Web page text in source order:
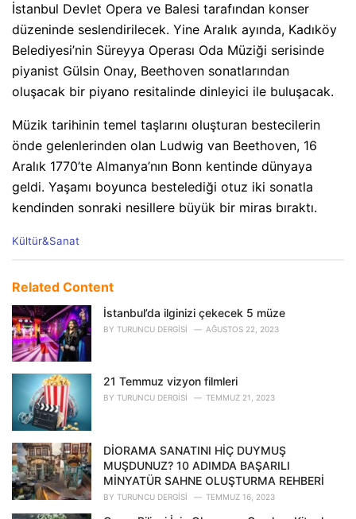
İstanbul Devlet Opera ve Balesi tarafından konser
düzeninde seslendirilecek. Yine Aralık ayında, Kadıköy
Belediyesi’nin Süreyya Operası Oda Müziği serisinde
piyanist Gülsin Onay, Beethoven sonatlarından
oluşacak bir piyano resitalinde dinleyici ile buluşacak.
Müzik tarihinin temel taşlarını oluşturan bestecilerin
önde gelenlerinden olan Ludwig van Beethoven, 16
Aralık 1770’te Almanya’nın Bonn kentinde dünyaya
geldi. Yaşamı boyunca bestelediği otuz iki sonatla
kendinden sonraki nesillere büyük bir miras bıraktı.
C
e
o
r
i
e
Kültür&Sanat
Related Content
İstanbul’da ilginizi çekecek 5 müze
BY TURUNCU DERGISI AĞUSTOS 22, 2023
21 Temmuz vizyon filmleri
BY TURUNCU DERGISI TEMMUZ 21, 2023
DİORAMA SANATINI HİÇ DUYMUŞ
MUŞDUNUZ? 10 ADIMDA BAŞARILI
MİNYATÜR SAHNE OLUŞTURMA REHBERİ
BY TURUNCU DERGISI TEMMUZ 16, 2023